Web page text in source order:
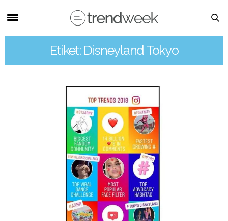
Etiket: Disneyland Tokyo